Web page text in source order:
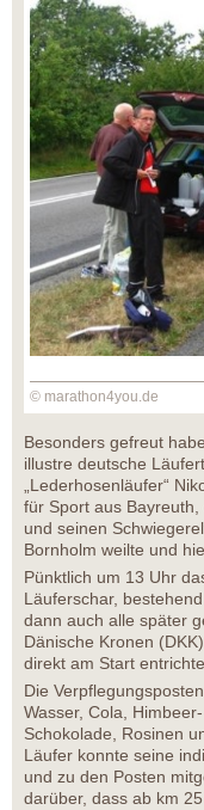
© marathon4you.de
Besonders gefreut
illustre deutsche
„Lederhosenläufer“
für Sport aus
und seinen
Bornholm weilte und
Pünktlich um 13 Uhr
Läuferschar,
dann auch alle später
Dänische Kronen
direkt am Start
Die
Wasser, Cola,
Schokolade, Rosinen
Läufer konnte seine
und zu den Posten
darüber, dass ab km